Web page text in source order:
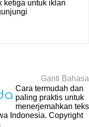
ketiga untuk iklan
Ganti Bahasa
Cara termudah dan
paling praktis untuk
menerjemahkan teks
Indonesia. Copyright